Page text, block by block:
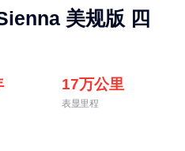
美规版 四
17万公里
表显里程